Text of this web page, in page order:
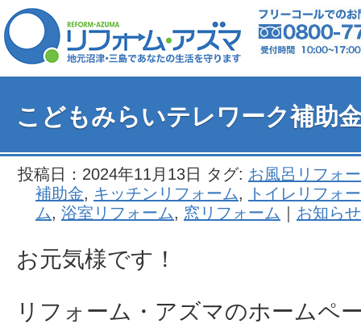
こどもみらいテレワーク補助
投稿日：2024年11月13日 タグ: お風呂リフォ
補助金, キッチンリフォーム,
トイレリフォ
ム, 浴室リフォーム, 窓リフォーム お知ら
お元気様です！
リフォーム・アズマのホームペ